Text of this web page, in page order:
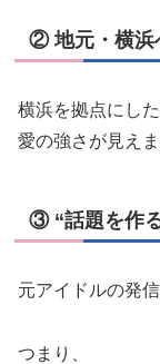
② 地元・横浜
横浜を拠点にし
愛の強さが見えま
③ “話題を作
元アイドルの発
つまり、